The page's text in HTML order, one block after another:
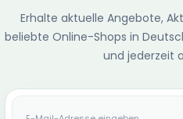
Erhalte aktuelle Angebote,
beliebte Online-Shops in
und jederzeit
E-Mail-Adresse